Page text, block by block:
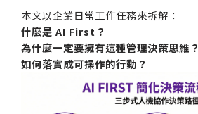
本文以企業日常工作任務來拆解：
什麼是 AI First？
為什麼一定要擁有這種管理決策思維？
如何落實成可操作的行動？